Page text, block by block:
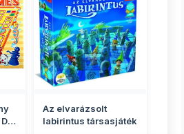
Az elvarázsolt
labirintus társasjáték